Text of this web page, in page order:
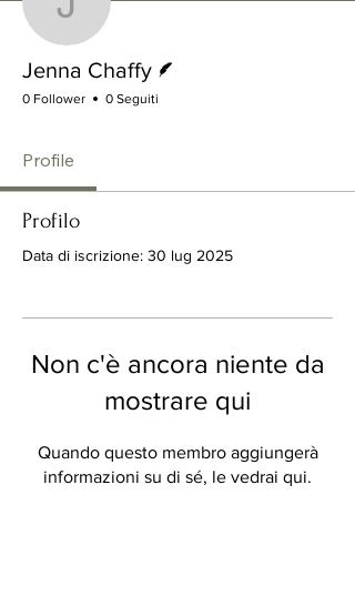
Jenna Chaffy
Jenna Chaffy
0 Follower 0 Seguiti
Profile
Profilo
Data di iscrizione: 30 lug 2025
Non c'è ancora niente da
mostrare qui
Quando questo membro aggiungerà
informazioni su di sé, le vedrai qui.